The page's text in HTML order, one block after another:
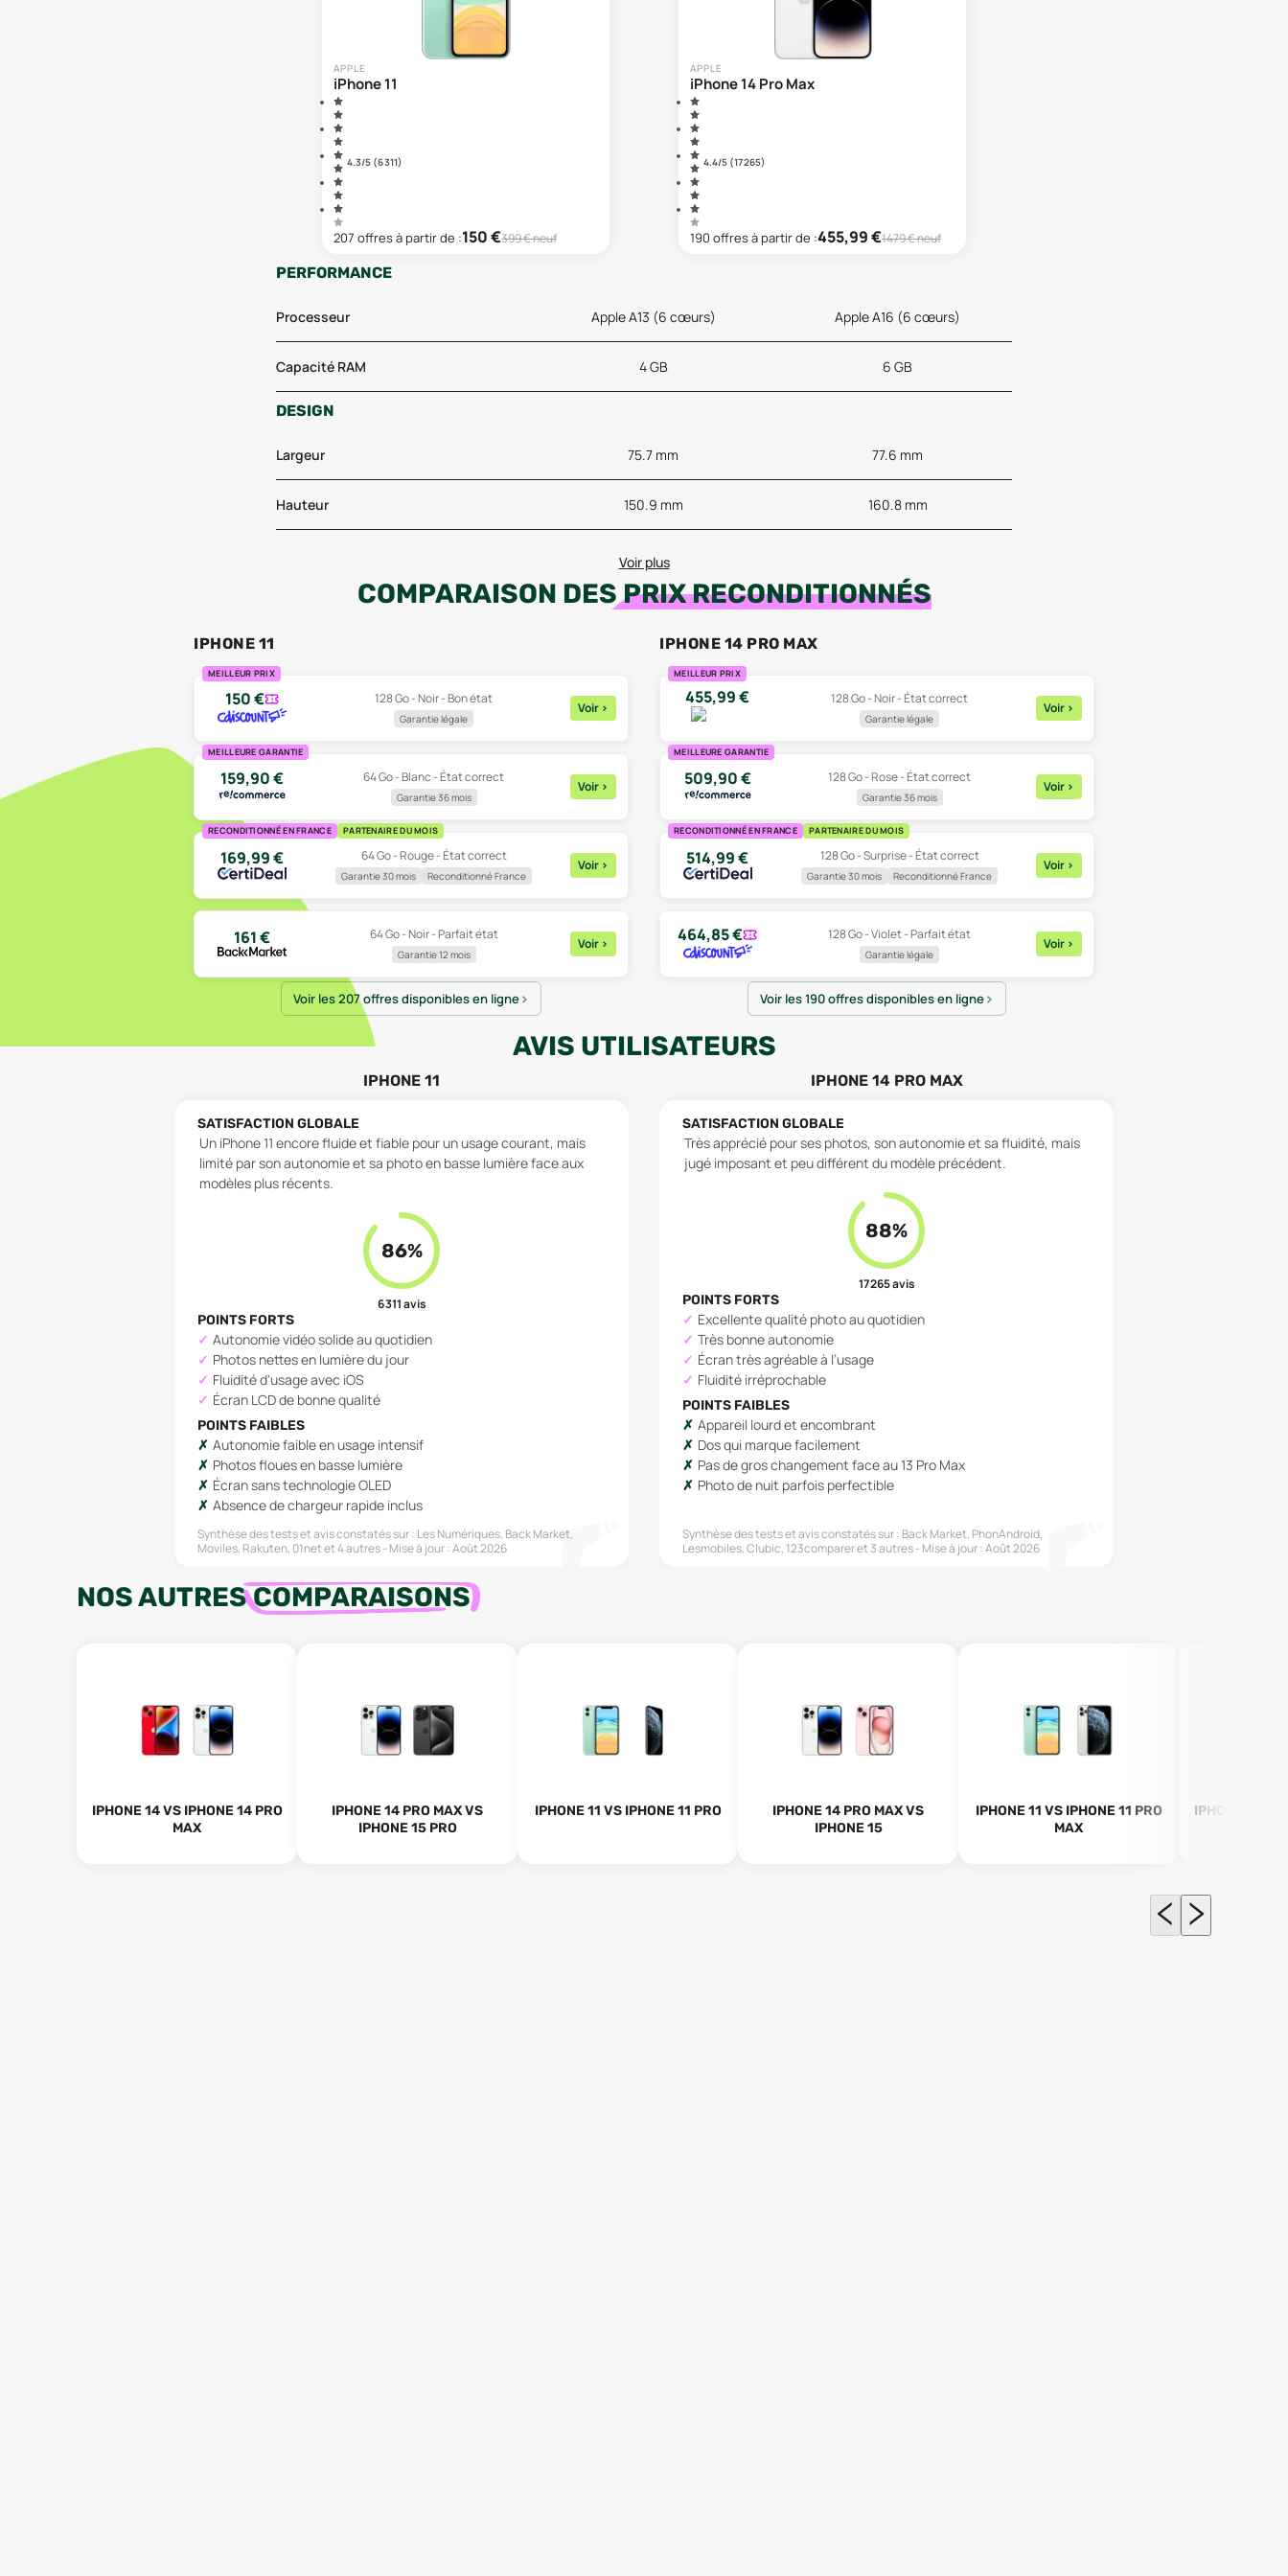
APPLE
iPhone 11
4.3/5 (6 311)
207 offresà partir de :150€399€ neuf
APPLE
iPhone 14 Pro Max
4.4/5 (17 265)
190 offresà partir de :455,99€1479€ neuf
PERFORMANCE
Processeur Apple A13 (6 cœurs) Apple A16 (6 cœurs)
Capacité RAM 4 GB 6 GB
DESIGN
Largeur 75.7 mm 77.6 mm
Hauteur 150.9 mm 160.8 mm
Voir plus
COMPARAISON DESPRIX RECONDITIONNÉS
IPHONE 11
MEILLEUR PRIX
150€ 128 Go - Noir - Bon état
Garantie légale
Voir >
MEILLEURE GARANTIE
159,90€ 64 Go - Blanc - État correct
Garantie 36 mois
Voir >
RECONDITIONNÉ EN FRANCE PARTENAIRE DU MOIS
169,99€ 64 Go - Rouge - État correct
Garantie 30 mois Reconditionné France
Voir >
161€ 64 Go - Noir - Parfait état
Garantie 12 mois
Voir >
Voir les 207 offres disponibles en ligne
IPHONE 14 PRO MAX
MEILLEUR PRIX
455,99€ 128 Go - Noir - État correct
Garantie légale
Voir >
MEILLEURE GARANTIE
509,90€ 128 Go - Rose - État correct
Garantie 36 mois
Voir >
RECONDITIONNÉ EN FRANCE PARTENAIRE DU MOIS
514,99€ 128 Go - Surprise - État correct
Garantie 30 mois Reconditionné France
Voir >
464,85€ 128 Go - Violet - Parfait état
Garantie légale
Voir >
Voir les 190 offres disponibles en ligne
AVIS UTILISATEURS
IPHONE 11
SATISFACTION GLOBALE
Un iPhone 11 encore fluide et fiable pour un usage courant, mais
limité par son autonomie et sa photo en basse lumière face aux
modèles plus récents.
86%
6 311avis
POINTS FORTS
Autonomie vidéo solide au quotidien
Photos nettes en lumière du jour
Fluidité d'usage avec iOS
Écran LCD de bonne qualité
POINTS FAIBLES
Autonomie faible en usage intensif
Photos floues en basse lumière
Écran sans technologie OLED
Absence de chargeur rapide inclus
Synthèse des tests et avis constatés sur : Les Numériques, Back Market,
Moviles, Rakuten, 01netet 4 autres Mise à jour :Août 2026
IPHONE 14 PRO MAX
SATISFACTION GLOBALE
Très apprécié pour ses photos, son autonomie et sa fluidité, mais
jugé imposant et peu différent du modèle précédent.
88%
17 265avis
POINTS FORTS
Excellente qualité photo au quotidien
Très bonne autonomie
Écran très agréable à l’usage
Fluidité irréprochable
POINTS FAIBLES
Appareil lourd et encombrant
Dos qui marque facilement
Pas de gros changement face au 13 Pro Max
Photo de nuit parfois perfectible
Synthèse des tests et avis constatés sur : Back Market, PhonAndroid,
Lesmobiles, Clubic, 123compareret 3 autres Mise à jour :Août 2026
NOS AUTRESCOMPARAISONS
IPHONE 14 VS IPHONE 14 PRO
MAX
IPHONE 14 PRO MAX VS
IPHONE 15 PRO
IPHONE 11 VS IPHONE 11 PRO
IPHONE 14 PRO MAX VS
IPHONE 15
IPHONE 11 VS IPHONE 11 PRO
MAX
IPHONE 14